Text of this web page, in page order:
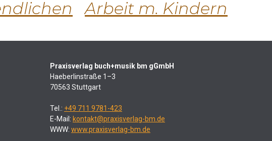
Arbeit m. Kindern
Praxisverlag buch+musik bm gGmbH
Haeberlinstraße 1–3
70563 Stuttgart
Tel.: +49 711 9781-423
E-Mail: kontakt@praxisverlag-bm.de
WWW: www.praxisverlag-bm.de